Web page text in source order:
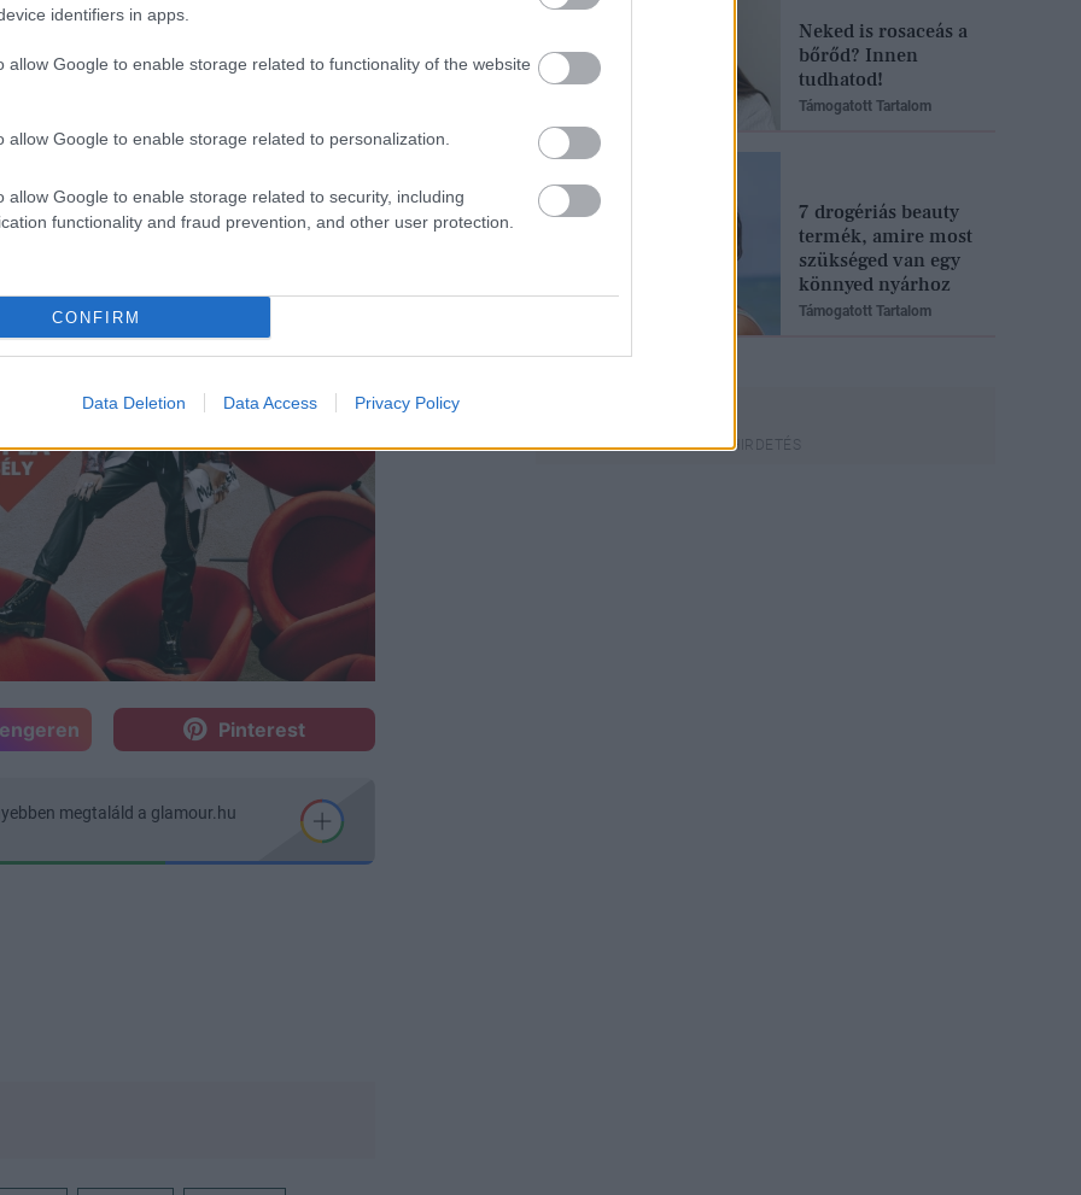
identifiers in apps.
allow Google to enable storage related to functionality of the website
allow Google to enable storage related to personalization.
allow Google to enable storage related to security, including
functionality and fraud prevention, and other user protection.
CONFIRM
Data Deletion Data Access Privacy Policy
boldogabb, mint valaha", mondta
és egy egészséges kapcsolatban
Pinterest
megtaláld a glamour.hu
Neked is rosaceás a
bőrőd? Innen
tudhatod!
Támogatott Tartalom
7 drogériás beauty
termék, amire most
szükséged van egy
könnyed nyárhoz
Támogatott Tartalom